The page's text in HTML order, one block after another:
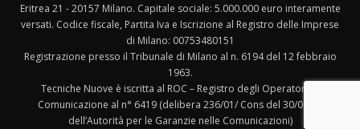
Eritrea 21 - 20157 Milano. Capitale sociale: 5.000.000 euro interamente
versati. Codice fiscale, Partita Iva e Iscrizione al Registro delle Imprese
di Milano: 00753480151
Registrazione presso il Tribunale di Milano al n. 6194 del 12 febbraio
1963.
Tecniche Nuove è iscritta al ROC – Registro degli Operatori di
Comunicazione al n° 6419 (delibera 236/01/ Cons del 30/06/01
dell’Autorità per le Garanzie nelle Comunicazioni)